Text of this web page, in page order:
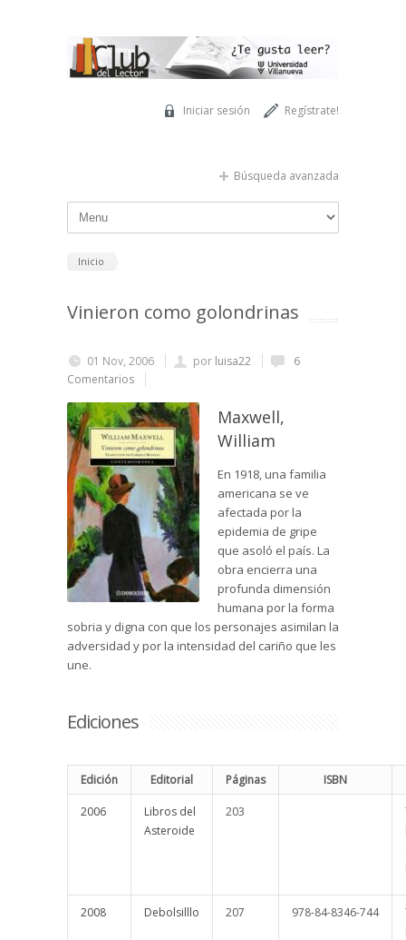
Regístrate!
Iniciar sesión
Búsqueda avanzada
Inicio
Vinieron como golondrinas
01 Nov, 2006 por luisa22
6
Comentarios
Maxwell,
William
En 1918, una familia
americana se ve
afectada por la
epidemia de gripe
que asoló el país. La
obra encierra una
profunda dimensión
humana por la forma
sobria y digna con que los personajes asimilan la
adversidad y por la intensidad del cariño que les
une.
Ediciones
Edición Editorial Páginas ISBN
2006
Libros del
Asteroide
203
2008 Debolsilllo 207 978-84-8346-744